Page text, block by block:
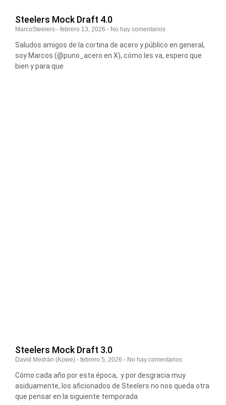
Steelers Mock Draft 4.0
MarcoSteelers febrero 13, 2026 No hay comentarios
Saludos amigos de la cortina de acero y público en general,
soy Marcos (@puno_acero en X), cómo les va, espero que
bien y para que
Steelers Mock Draft 3.0
David Medrán (Kowe) febrero 5, 2026 No hay comentarios
Cómo cada año por esta época, y por desgracia muy
asiduamente, los aficionados de Steelers no nos queda otra
que pensar en la siguiente temporada